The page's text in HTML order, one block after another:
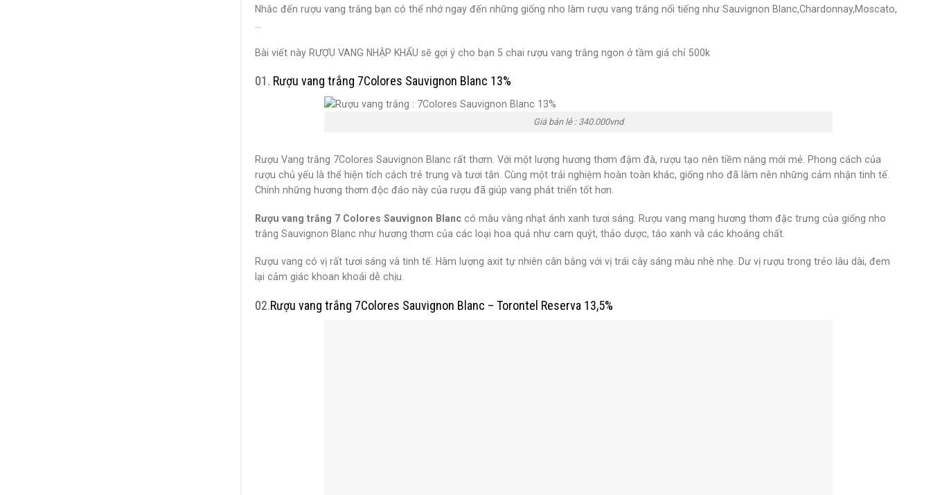
Nhắc đến rượu vang trắng bạn có thể nhớ ngay đến những giống nho làm rượu vang trắng nổi tiếng như Sauvignon Blanc,Chardonnay,Moscato,
…
Bài viết này RƯỢU VANG NHẬP KHẨU sẽ gợi ý cho bạn 5 chai rượu vang trắng ngon ở tầm giá chỉ 500k
01. Rượu vang trắng 7Colores Sauvignon Blanc 13%
Giá bán lẻ : 340.000vnd
Rượu Vang trắng 7Colores Sauvignon Blanc rất thơm. Với một lượng hương thơm đậm đà, rượu tạo nên tiềm năng mới mẻ. Phong cách của
rượu chủ yếu là thể hiện tích cách trẻ trung và tươi tắn. Cùng một trải nghiệm hoàn toàn khác, giống nho đã làm nên những cảm nhận tinh tế.
Chính những hương thơm độc đáo này của rượu đã giúp vang phát triển tốt hơn.
Rượu vang trắng 7 Colores Sauvignon Blanc có màu vàng nhạt ánh xanh tươi sáng. Rượu vang mang hương thơm đặc trưng của giống nho
trắng Sauvignon Blanc như hương thơm của các loại hoa quả như cam quýt, thảo dược, táo xanh và các khoáng chất.
Rượu vang có vị rất tươi sáng và tinh tế. Hàm lượng axit tự nhiên cân bằng với vị trái cây sáng màu nhè nhẹ. Dư vị rượu trong trẻo lâu dài, đem
lại cảm giác khoan khoái dễ chịu.
02.Rượu vang trắng 7Colores Sauvignon Blanc – Torontel Reserva 13,5%